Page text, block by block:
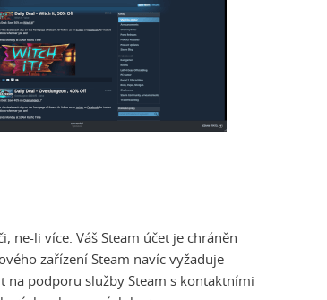
ne-li více. Váš Steam účet je chráněn
zařízení Steam navíc vyžaduje
na podporu služby Steam s kontaktními